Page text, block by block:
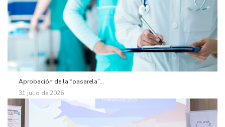
Aprobación de la “pasarela”...
31 julio de 2026